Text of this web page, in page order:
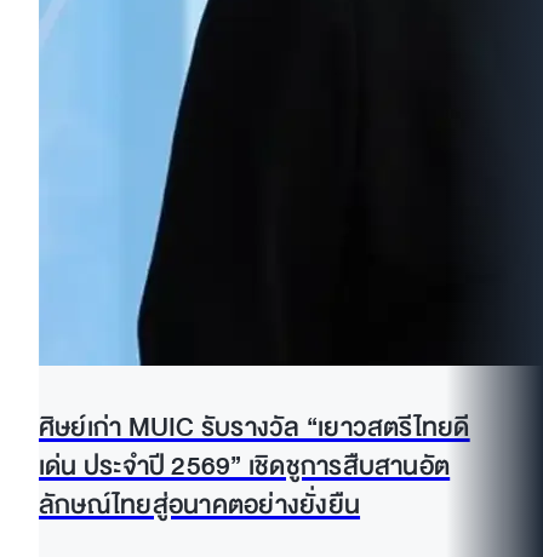
ศิษย์เก่า MUIC รับรางวัล “เยาวสตรีไทยดี
เด่น ประจำปี 2569” เชิดชูการสืบสานอัต
ลักษณ์ไทยสู่อนาคตอย่างยั่งยืน